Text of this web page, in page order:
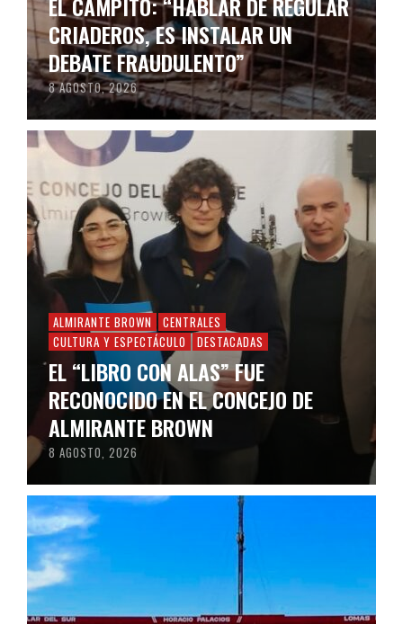
CRIADEROS, ES INSTALAR UN
DEBATE FRAUDULENTO”
8 AGOSTO, 2026
ALMIRANTE BROWN
CENTRALES
CULTURA Y ESPECTÁCULO
DESTACADAS
EL “LIBRO CON ALAS” FUE
RECONOCIDO EN EL CONCEJO DE
ALMIRANTE BROWN
8 AGOSTO, 2026